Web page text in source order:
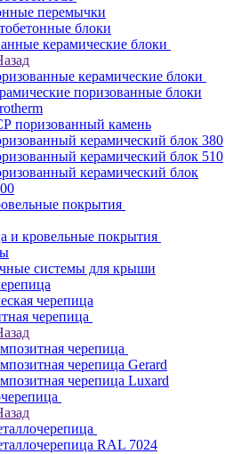
перемычки
блоки
керамические блоки
керамические блоки
поризованные блоки
поризованный камень
керамический блок 380
керамический блок 510
керамический блок
покрытия
и кровельные покрытия
системы для крыши
черепица
черепица
черепица
черепица Gerard
черепица Luxard
RAL 7024